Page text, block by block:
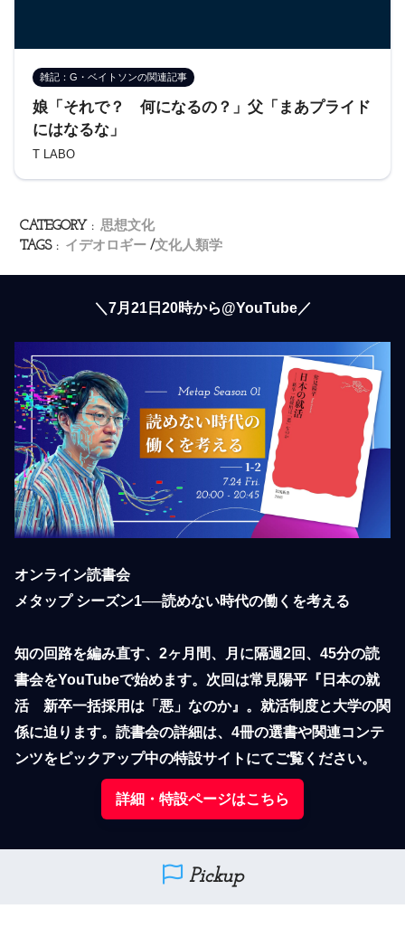
雑記：G・ベイトソンの関連記事
娘「それで？ 何になるの？」父「まあプライド
にはなるな」
T LABO
CATEGORY : 思想文化
TAGS : イデオロギー 文化人類学
＼7月21日20時から@YouTube／
オンライン読書会
メタップ シーズン1──読めない時代の働くを考える
知の回路を編み直す、2ヶ月間、月に隔週2回、45分の読
書会をYouTubeで始めます。次回は常見陽平『日本の就
活　新卒一括採用は「悪」なのか』。就活制度と大学の関
係に迫ります。読書会の詳細は、4冊の選書や関連コンテ
ンツをピックアップ中の特設サイトにてご覧ください。
詳細・特設ページはこちら
Pickup